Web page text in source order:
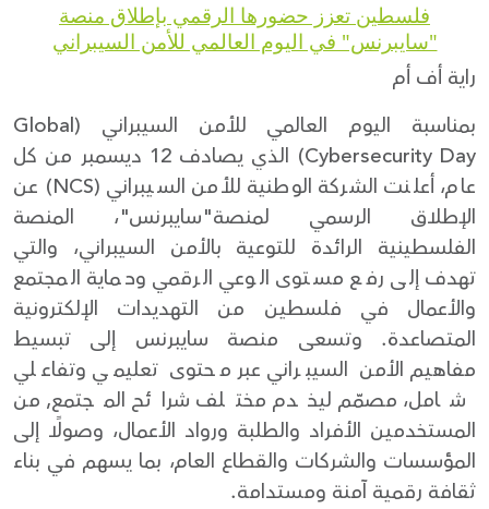
فلسطين تعزز حضورها الرقمي بإطلاق منصة
"سايبرنس" في اليوم العالمي للأمن السيبراني
راية أف أم
بمناسبة اليوم العالمي للأمن السيبراني (Global
Cybersecurity Day) الذي يصادف 12 ديسمبر من كل
عام، أعلنت الشركة الوطنية للأمن السيبراني (NCS) عن
الإطلاق الرسمي لمنصة"سايبرنس"، المنصة
الفلسطينية الرائدة للتوعية بالأمن السيبراني، والتي
تهدف إلى رفع مستوى الوعي الرقمي وحماية المجتمع
والأعمال في فلسطين من التهديدات الإلكترونية
المتصاعدة. وتسعى منصة سايبرنس إلى تبسيط
مفاهيم الأمن السيبراني عبر محتوى تعليمي وتفاعلي
شامل، مصمّم ليخدم مختلف شرائح المجتمع, من
المستخدمين الأفراد والطلبة ورواد الأعمال، وصولًا إلى
المؤسسات والشركات والقطاع العام، بما يسهم في بناء
ثقافة رقمية آمنة ومستدامة.